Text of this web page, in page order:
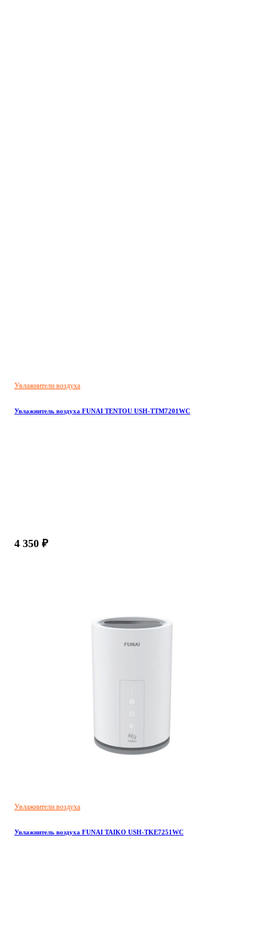
Увлажнители воздуха
Увлажнитель воздуха FUNAI TENTOU USH-TTM7201WC
4 350 ₽
Увлажнители воздуха
Увлажнитель воздуха FUNAI TAIKO USH-TKE7251WC